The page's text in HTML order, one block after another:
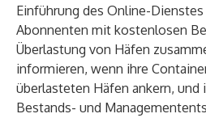
Einführung des Online-Dienstes
Abonnenten mit kostenlosen
Überlastung von Häfen
informieren, wenn ihre
überlasteten Häfen ankern, und
Bestands- und